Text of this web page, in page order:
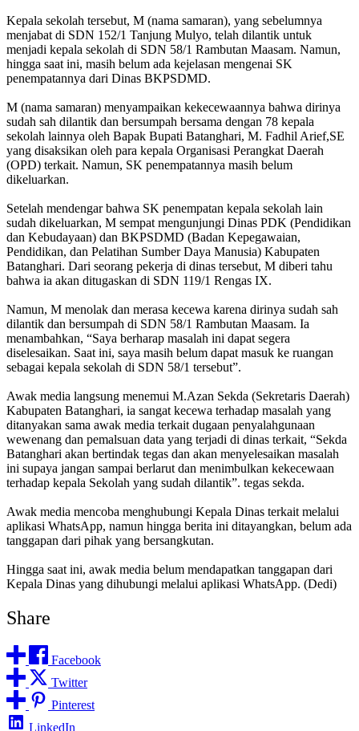
Kepala sekolah tersebut, M (nama samaran), yang sebelumnya
menjabat di SDN 152/1 Tanjung Mulyo, telah dilantik untuk
menjadi kepala sekolah di SDN 58/1 Rambutan Maasam. Namun,
hingga saat ini, masih belum ada kejelasan mengenai SK
penempatannya dari Dinas BKPSDMD.
M (nama samaran) menyampaikan kekecewaannya bahwa dirinya
sudah sah dilantik dan bersumpah bersama dengan 78 kepala
sekolah lainnya oleh Bapak Bupati Batanghari, M. Fadhil Arief,SE
yang disaksikan oleh para kepala Organisasi Perangkat Daerah
(OPD) terkait. Namun, SK penempatannya masih belum
dikeluarkan.
Setelah mendengar bahwa SK penempatan kepala sekolah lain
sudah dikeluarkan, M sempat mengunjungi Dinas PDK (Pendidikan
dan Kebudayaan) dan BKPSDMD (Badan Kepegawaian,
Pendidikan, dan Pelatihan Sumber Daya Manusia) Kabupaten
Batanghari. Dari seorang pekerja di dinas tersebut, M diberi tahu
bahwa ia akan ditugaskan di SDN 119/1 Rengas IX.
Namun, M menolak dan merasa kecewa karena dirinya sudah sah
dilantik dan bersumpah di SDN 58/1 Rambutan Maasam. Ia
menambahkan, “Saya berharap masalah ini dapat segera
diselesaikan. Saat ini, saya masih belum dapat masuk ke ruangan
sebagai kepala sekolah di SDN 58/1 tersebut”.
Awak media langsung menemui M.Azan Sekda (Sekretaris Daerah)
Kabupaten Batanghari, ia sangat kecewa terhadap masalah yang
ditanyakan sama awak media terkait dugaan penyalahgunaan
wewenang dan pemalsuan data yang terjadi di dinas terkait, “Sekda
Batanghari akan bertindak tegas dan akan menyelesaikan masalah
ini supaya jangan sampai berlarut dan menimbulkan kekecewaan
terhadap kepala Sekolah yang sudah dilantik”. tegas sekda.
Awak media mencoba menghubungi Kepala Dinas terkait melalui
aplikasi WhatsApp, namun hingga berita ini ditayangkan, belum ada
tanggapan dari pihak yang bersangkutan.
Hingga saat ini, awak media belum mendapatkan tanggapan dari
Kepala Dinas yang dihubungi melalui aplikasi WhatsApp. (Dedi)
Share
Facebook
Twitter
Pinterest
LinkedIn